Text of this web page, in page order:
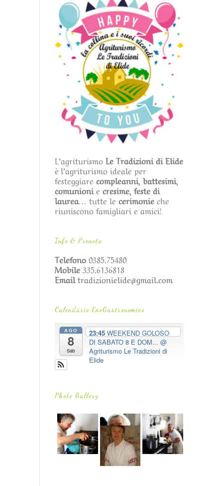
L’agriturismo Le Tradizioni di Elide
è l’agriturismo ideale per
festeggiare compleanni battesimi
comunioni e cresime feste di
laurea … tutte le cerimonie che
riuniscono famigliari e amici!
Info & Prenota
Telefono 0385.75480
Mobile 335.6136818
Email tradizionielide@gmail.com
Calendario EnoGastronomico
AGO
8
Sab
23:45 WEEKEND GOLOSO
DI SABATO 8 E DOM... @
Agriturismo Le Tradizioni di
Elide
Photo Gallery